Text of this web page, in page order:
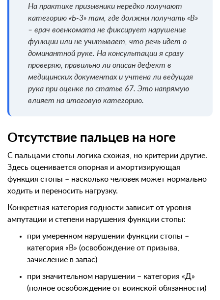
На практике призывники нередко получают
категорию «Б-3» там, где должны получать «В»
– врач военкомата не фиксирует нарушение
функции или не учитывает, что речь идет о
доминантной руке. На консультации я сразу
проверяю, правильно ли описан дефект в
медицинских документах и учтена ли ведущая
рука при оценке по статье 67. Это напрямую
влияет на итоговую категорию.
Отсутствие пальцев на ноге
С пальцами стопы логика схожая, но критерии другие.
Здесь оценивается опорная и амортизирующая
функция стопы – насколько человек может нормально
ходить и переносить нагрузку.
Конкретная категория годности зависит от уровня
ампутации и степени нарушения функции стопы:
при умеренном нарушении функции стопы –
категория «В» (освобождение от призыва,
зачисление в запас)
при значительном нарушении – категория «Д»
(полное освобождение от воинской обязанности)